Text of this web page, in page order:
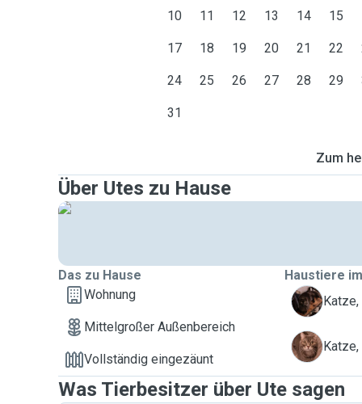
10 11 12 13 14 15
17 18 19 20 21 22
24 25 26 27 28 29
31
Zum
Über Utes zu Hause
Das zu Hause
Wohnung
Mittelgroßer Außenbereich
Vollständig eingezäunt
Haustiere
L
Katze,
P
Was Tierbesitzer über Ute sagen